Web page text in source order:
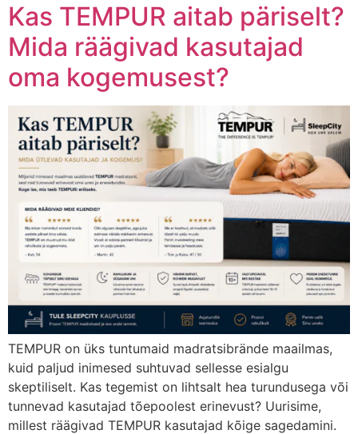
Kas TEMPUR aitab päriselt?
Mida räägivad kasutajad
oma kogemusest?
TEMPUR on üks tuntumaid madratsibrände maailmas,
kuid paljud inimesed suhtuvad sellesse esialgu
skeptiliselt. Kas tegemist on lihtsalt hea turundusega või
tunnevad kasutajad tõepoolest erinevust? Uurisime,
millest räägivad TEMPUR kasutajad kõige sagedamini.